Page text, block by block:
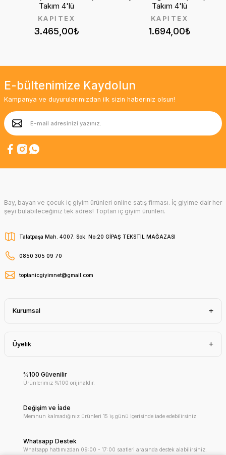
3.465,00₺
KAPİTEX
Takım 4'lü
1.694,00₺
KAPİTEX
Takım 4'lü
E-bültenimize Kaydolun
Kampanya ve duyurularımızdan ilk sizin haberiniz olsun!
Bay, bayan ve çocuk iç giyim ürünleri online satış firması. İç giyime dair her
şeyi bulabileceğiniz tek adres! Toptan iç giyim ürünleri.
Talatpaşa Mah. 4007. Sok. No:20 GİPAŞ TEKSTİL MAĞAZASI
0850 305 09 70
toptanicgiyimnet@gmail.com
Kurumsal
Üyelik
%100 Güvenilir
Ürünlerimiz %100 orijinaldir.
Değişim ve İade
Memnun kalmadığınız ürünleri 15 iş günü içerisinde iade edebilirsiniz.
Whatsapp Destek
Whatsapp hattımızdan 09:00 - 17:00 saatleri arasında destek alabilirsiniz.